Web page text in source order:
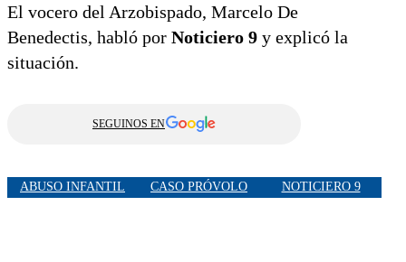
El vocero del Arzobispado, Marcelo De
Benedectis, habló por Noticiero 9 y explicó la
situación.
SEGUINOS EN
ABUSO INFANTIL CASO PRÓVOLO NOTICIERO 9